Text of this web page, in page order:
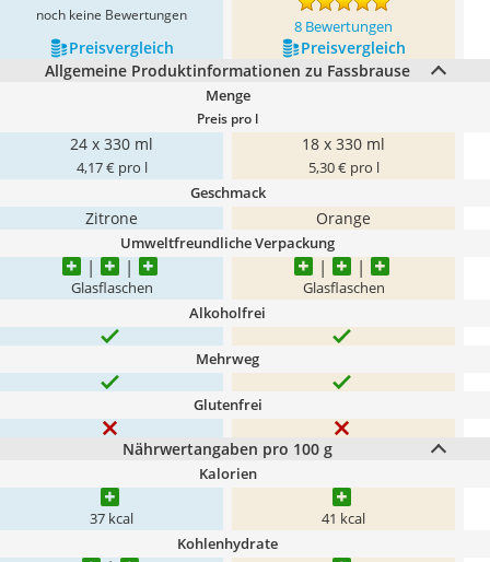
noch keine Bewertungen
8 Bewertungen
Preis­vergleich
Preis­vergleich
Allgemeine Produktinformationen zu Fassbrause
Menge
Preis pro l
24 x 330 ml
4,17 € pro l
18 x 330 ml
5,30 € pro l
Geschmack
Zitrone Orange
Umweltfreundliche Verpackung
Glasflaschen Glasflaschen
Alkoholfrei
Mehrweg
Glutenfrei
Nährwertangaben pro 100 g
Kalorien
37 kcal 41 kcal
Kohlenhydrate